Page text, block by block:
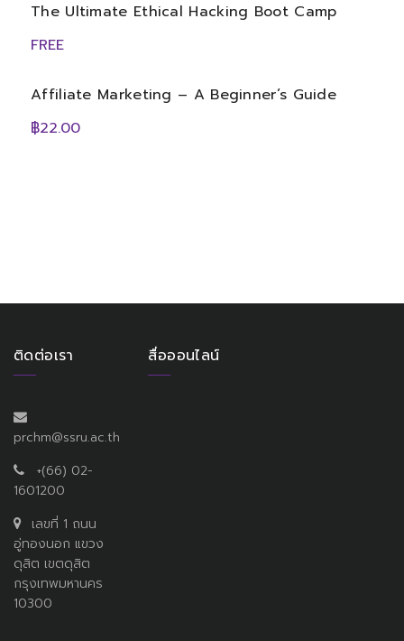
The Ultimate Ethical Hacking Boot Camp
FREE
Affiliate Marketing – A Beginner’s Guide
฿22.00
ติดต่อเรา
prchm@ssru.ac.th
+(66) 02-
1601200
เลขที่ 1 ถนน
อู่ทองนอก แขวง
ดุสิต เขตดุสิต
กรุงเทพมหานคร
10300
สื่อออนไลน์